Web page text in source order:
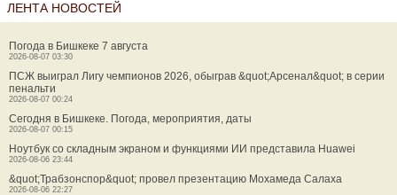
ЛЕНТА НОВОСТЕЙ
Погода в Бишкеке 7 августа
2026-08-07 03:30
ПСЖ выиграл Лигу чемпионов 2026, обыграв &quot;Арсенал&quot; в серии
пенальти
2026-08-07 00:24
Сегодня в Бишкеке. Погода, мероприятия, даты
2026-08-07 00:15
Ноутбук со складным экраном и функциями ИИ представила Huawei
2026-08-06 23:44
&quot;Трабзонспор&quot; провел презентацию Мохамеда Салаха
2026-08-06 22:27